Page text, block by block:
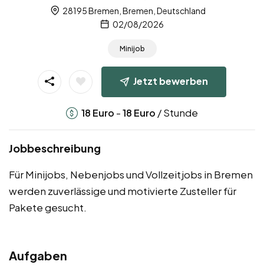
28195 Bremen, Bremen, Deutschland
02/08/2026
Minijob
Jetzt bewerben
18 Euro -18 Euro / Stunde
Jobbeschreibung
Für Minijobs, Nebenjobs und Vollzeitjobs in Bremen
werden zuverlässige und motivierte Zusteller für
Pakete gesucht.
Aufgaben